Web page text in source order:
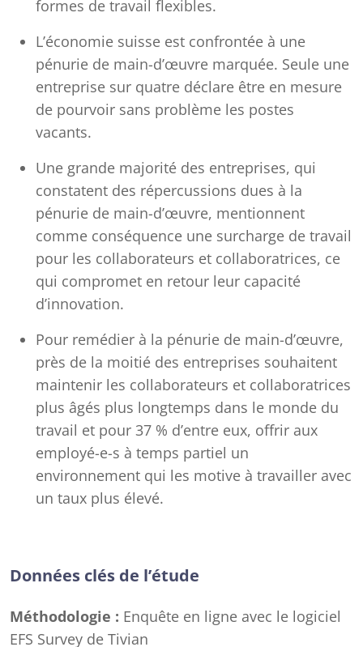
formes de travail flexibles.
L’économie suisse est confrontée à une
pénurie de main-d’œuvre marquée. Seule une
entreprise sur quatre déclare être en mesure
de pourvoir sans problème les postes
vacants.
Une grande majorité des entreprises, qui
constatent des répercussions dues à la
pénurie de main-d’œuvre, mentionnent
comme conséquence une surcharge de travail
pour les collaborateurs et collaboratrices, ce
qui compromet en retour leur capacité
d’innovation.
Pour remédier à la pénurie de main-d’œuvre,
près de la moitié des entreprises souhaitent
maintenir les collaborateurs et collaboratrices
plus âgés plus longtemps dans le monde du
travail et pour 37 % d’entre eux, offrir aux
employé-e-s à temps partiel un
environnement qui les motive à travailler avec
un taux plus élevé.
Données clés de l’étude
Méthodologie : Enquête en ligne avec le logiciel
EFS Survey de Tivian